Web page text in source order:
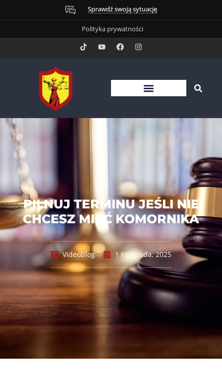
Sprawdź swoją sytuację
Polityka prywatności
PILNUJ TERMINU JEŚLI NIE
CHCESZ MIEĆ KOMORNIKA
Videoblog 1 listopada, 2025